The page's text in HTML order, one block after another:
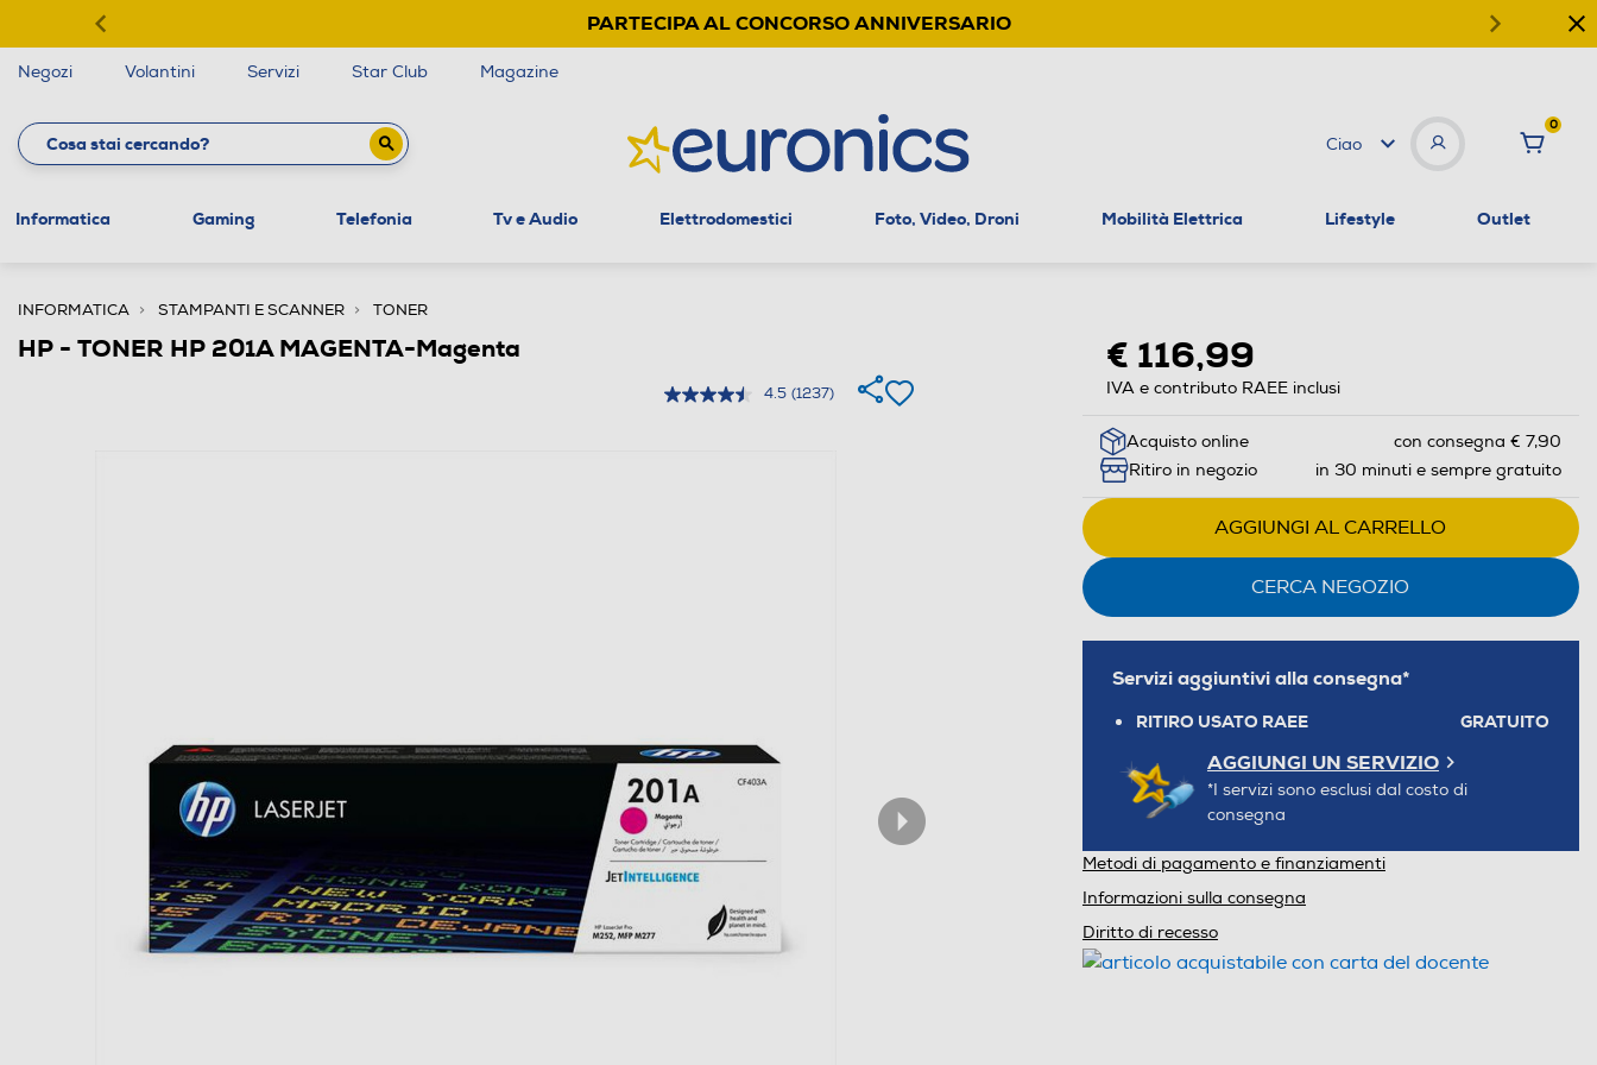
PARTECIPA AL CONCORSO ANNIVERSARIO
Negozi Volantini Servizi Star Club Magazine
Ciao
0
Informatica Gaming Telefonia Tv e Audio Elettrodomestici Foto, Video, Droni Mobilità Elettrica Lifestyle Outlet
INFORMATICA STAMPANTI E SCANNER TONER
HP - TONER HP 201A MAGENTA-Magenta
4.5 (1237)
€ 116,99
IVA e contributo RAEE inclusi
Acquisto online
con consegna € 7,90
Ritiro in negozio
in 30 minuti e sempre gratuito
AGGIUNGI AL CARRELLO
CERCA NEGOZIO
Servizi aggiuntivi alla consegna*
RITIRO USATO RAEE GRATUITO
AGGIUNGI UN SERVIZIO
*I servizi sono esclusi dal costo di
consegna
Metodi di pagamento e finanziamenti
Informazioni sulla consegna
Diritto di recesso